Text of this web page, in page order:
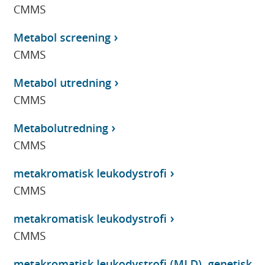
CMMS
Metabol screening
CMMS
Metabol utredning
CMMS
Metabolutredning
CMMS
metakromatisk leukodystrofi
CMMS
metakromatisk leukodystrofi
CMMS